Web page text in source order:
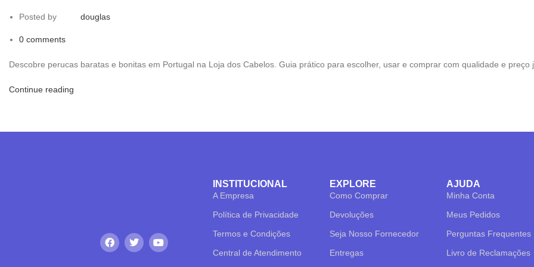
Posted by douglas
0 comments
Descobre perucas baratas e bonitas em Portugal na Loja dos Cabelos. Guia prático para escolher, usar e comprar com qualidade e preço
Continue reading
INSTITUCIONAL
A Empresa
Política de Privacidade
Termos e Condições
Central de Atendimento
EXPLORE
Como Comprar
Devoluções
Seja Nosso Fornecedor
Entregas
AJUDA
Minha Conta
Meus Pedidos
Perguntas Frequentes
Livro de Reclamações